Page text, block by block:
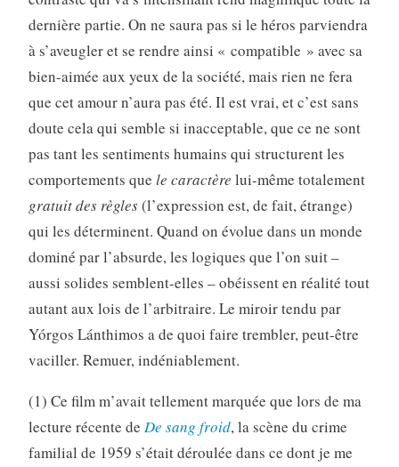
dernière partie. On ne saura pas si le héros parviendra
à s’aveugler et se rendre ainsi « compatible » avec sa
bien-aimée aux yeux de la société, mais rien ne fera
que cet amour n’aura pas été. Il est vrai, et c’est sans
doute cela qui semble si inacceptable, que ce ne sont
pas tant les sentiments humains qui structurent les
comportements que le caractère lui-même totalement
gratuit des règles(l’expression est, de fait, étrange)
qui les déterminent. Quand on évolue dans un monde
dominé par l’absurde, les logiques que l’on suit –
aussi solides semblent-elles – obéissent en réalité tout
autant aux lois de l’arbitraire. Le miroir tendu par
Yórgos Lánthimos a de quoi faire trembler, peut-être
vaciller. Remuer, indéniablement.
(1) Ce film m’avait tellement marquée que lors de ma
lecture récente de De sang froid, la scène du crime
familial de 1959 s’était déroulée dans ce dont je me